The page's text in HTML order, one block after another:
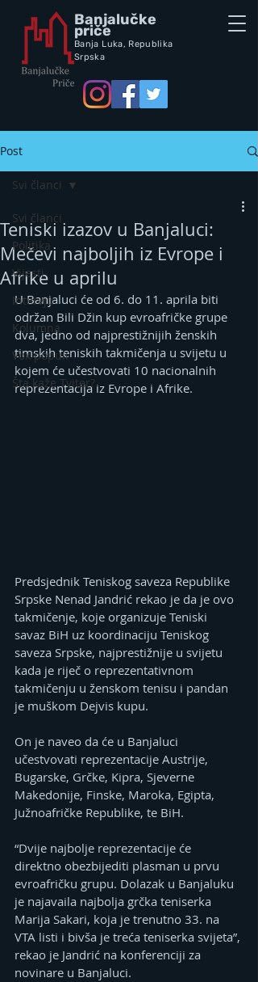
Banjalučke
priče
Banja Luka, Republika
Srpska
Post
Svi članci
Politika
Vijesti
Intervju
Kolumna
Vox populi
Šta kaže Tviter?
Svi članci
Teniski izazov u Banjaluci:
Mečevi najboljih iz Evrope i
Afrike u aprilu
U Banjaluci će od 6. do 11. aprila biti
održan Bili Džin kup evroafričke grupe
dva, jedno od najprestižnijih ženskih
timskih teniskih takmičenja u svijetu u
kojem će učestvovati 10 nacionalnih
reprezentacija iz Evrope i Afrike.
Predsjednik Teniskog saveza Republike
Srpske Nenad Jandrić rekao je da je ovo
takmičenje, koje organizuje Teniski
savaz BiH uz koordinaciju Teniskog
saveza Srpske, najprestižnije u svijetu
kada je riječ o reprezentativnom
takmičenju u ženskom tenisu i pandan
je muškom Dejvis kupu.
On je naveo da će u Banjaluci
učestvovati reprezentacije Austrije,
Bugarske, Grčke, Kipra, Sjeverne
Makedonije, Finske, Maroka, Egipta,
Južnoafričke Republike, te BiH.
“Dvije najbolje reprezentacije će
direktno obezbijediti plasman u prvu
evroafričku grupu. Dolazak u Banjaluku
je najavaila najbolja grčka teniserka
Marija Sakari, koja je trenutno 33. na
VTA listi i bivša je treća teniserka svijeta”,
rekao je Jandrić na konferenciji za
novinare u Banjaluci.